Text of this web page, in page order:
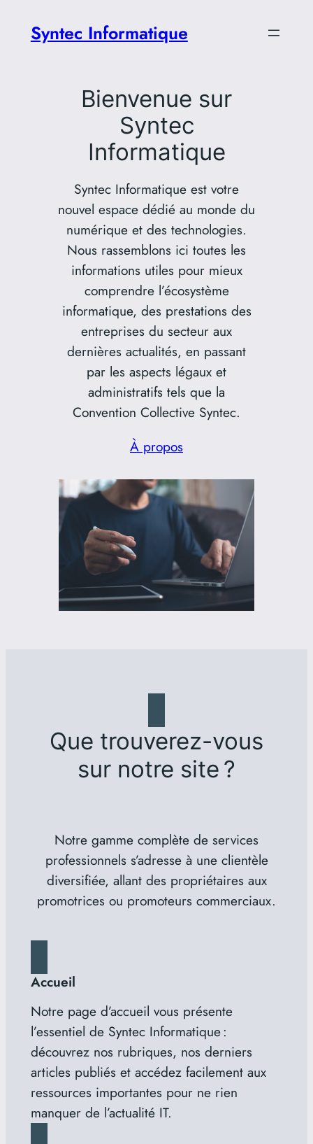
Syntec Informatique
Bienvenue sur
Syntec
Informatique
Syntec Informatique est votre
nouvel espace dédié au monde du
numérique et des technologies.
Nous rassemblons ici toutes les
informations utiles pour mieux
comprendre l’écosystème
informatique, des prestations des
entreprises du secteur aux
dernières actualités, en passant
par les aspects légaux et
administratifs tels que la
Convention Collective Syntec.
À propos
Que trouverez-vous
sur notre site ?
Notre gamme complète de services
professionnels s’adresse à une clientèle
diversifiée, allant des propriétaires aux
promotrices ou promoteurs commerciaux.
Accueil
Notre page d’accueil vous présente
l’essentiel de Syntec Informatique :
découvrez nos rubriques, nos derniers
articles publiés et accédez facilement aux
ressources importantes pour ne rien
manquer de l’actualité IT.